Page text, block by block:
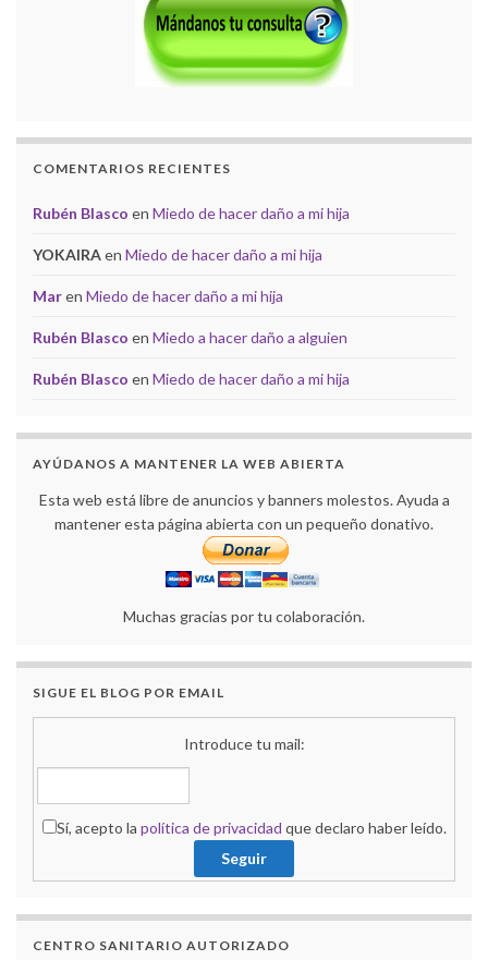
COMENTARIOS RECIENTES
Rubén Blasco en Miedo de hacer daño a mi hija
YOKAIRAen Miedo de hacer daño a mi hija
Maren Miedo de hacer daño a mi hija
Rubén Blasco en Miedo a hacer daño a alguien
Rubén Blasco en Miedo de hacer daño a mi hija
AYÚDANOS A MANTENER LA WEB ABIERTA
Esta web está libre de anuncios y banners molestos. Ayuda a
mantener esta página abierta con un pequeño donativo.
Muchas gracias por tu colaboración.
SIGUE EL BLOG POR EMAIL
Introduce tu mail:
Sí, acepto la política de privacidad que declaro haber leído.
CENTRO SANITARIO AUTORIZADO